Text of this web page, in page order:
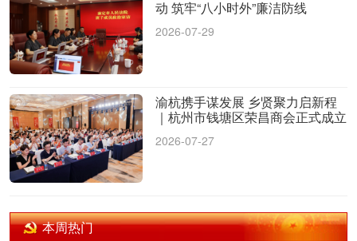
动 筑牢“八小时外”廉洁防线
2026-07-29
渝杭携手谋发展 乡贤聚力启新程
｜杭州市钱塘区荣昌商会正式成立
2026-07-27
本周热门